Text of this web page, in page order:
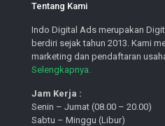
Tentang Kami
Indo Digital Ads merupakan
berdiri sejak tahun 2013. Kami
marketing dan pendaftaran
Selengkapnya.
Jam Kerja :
Senin – Jumat (08.00 – 20.00)
Sabtu – Minggu (Libur)